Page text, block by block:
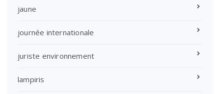
jaune
journée internationale
juriste environnement
lampiris